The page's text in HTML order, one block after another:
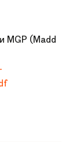
MGP (Madd